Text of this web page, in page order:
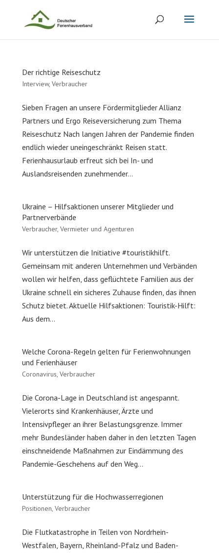
Der richtige Reiseschutz
Interview, Verbraucher
Sieben Fragen an unsere Fördermitglieder Allianz
Partners und Ergo Reiseversicherung zum Thema
Reiseschutz Nach langen Jahren der Pandemie finden
endlich wieder uneingeschränkt Reisen statt.
Ferienhausurlaub erfreut sich bei In- und
Auslandsreisenden zunehmender...
Ukraine – Hilfsaktionen unserer Mitglieder und
Partnerverbände
Verbraucher, Vermieter und Agenturen
Wir unterstützen die Initiative #touristikhilft.
Gemeinsam mit anderen Unternehmen und Verbänden
wollen wir helfen, dass geflüchtete Familien aus der
Ukraine schnell ein sicheres Zuhause finden, das ihnen
Schutz bietet. Aktuelle Hilfsaktionen: Touristik-Hilft:
Aus dem...
Welche Corona-Regeln gelten für Ferienwohnungen
und Ferienhäuser
Coronavirus, Verbraucher
Die Corona-Lage in Deutschland ist angespannt.
Vielerorts sind Krankenhäuser, Ärzte und
Intensivpfleger an ihrer Belastungsgrenze. Immer
mehr Bundesländer haben daher in den letzten Tagen
einschneidende Maßnahmen zur Eindämmung des
Pandemie-Geschehens auf den Weg...
Unterstützung für die Hochwasserregionen
Positionen, Verbraucher
Die Flutkatastrophe in Teilen von Nordrhein-
Westfalen, Bayern, Rheinland-Pfalz und Baden-